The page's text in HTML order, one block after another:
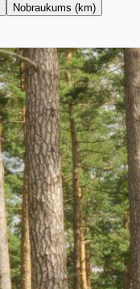
Nobraukums (km)